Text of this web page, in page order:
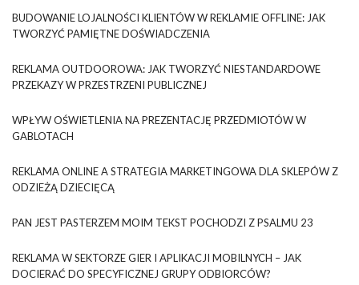
BUDOWANIE LOJALNOŚCI KLIENTÓW W REKLAMIE OFFLINE: JAK
TWORZYĆ PAMIĘTNE DOŚWIADCZENIA
REKLAMA OUTDOOROWA: JAK TWORZYĆ NIESTANDARDOWE
PRZEKAZY W PRZESTRZENI PUBLICZNEJ
WPŁYW OŚWIETLENIA NA PREZENTACJĘ PRZEDMIOTÓW W
GABLOTACH
REKLAMA ONLINE A STRATEGIA MARKETINGOWA DLA SKLEPÓW Z
ODZIEŻĄ DZIECIĘCĄ
PAN JEST PASTERZEM MOIM TEKST POCHODZI Z PSALMU 23
REKLAMA W SEKTORZE GIER I APLIKACJI MOBILNYCH – JAK
DOCIERAĆ DO SPECYFICZNEJ GRUPY ODBIORCÓW?